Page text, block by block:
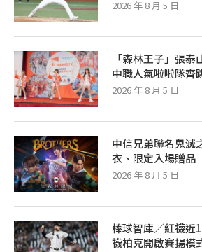
2026 年 8 月 5 日
「森林王子」張
中職人氣啦啦隊齊
2026 年 8 月 5 日
中信兄弟聯名鬼
衣、限定入場贈品
2026 年 8 月 5 日
棒球智庫／紅襪
襪柏克開啟賽揚模